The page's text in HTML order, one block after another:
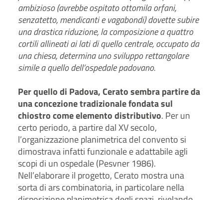
ambizioso (avrebbe ospitato ottomila orfani,
senzatetto, mendicanti e vagabondi) dovette subire
una drastica riduzione, la composizione a quattro
cortili allineati ai lati di quello centrale, occupato da
una chiesa, determina uno sviluppo rettangolare
simile a quello dell’ospedale padovano.
Per quello di Padova, Cerato sembra partire da
una concezione tradizionale fondata sul
chiostro come elemento distributivo. Per un
certo periodo, a partire dal XV secolo,
l’organizzazione planimetrica del convento si
dimostrava infatti funzionale e adattabile agli
scopi di un ospedale (Pesvner 1986).
Nell’elaborare il progetto, Cerato mostra una
sorta di ars combinatoria, in particolare nella